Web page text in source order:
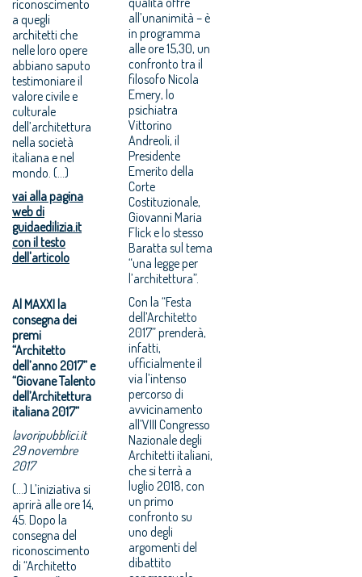
riconoscimento
a quegli
architetti che
nelle loro opere
abbiano saputo
testimoniare il
valore civile e
culturale
dell’architettura
nella società
italiana e nel
mondo. (...)
vai alla pagina
web di
guidaedilizia.it
con il testo
dell'articolo
Al MAXXI la
consegna dei
premi
“Architetto
dell’anno 2017” e
“Giovane Talento
dell’Architettura
italiana 2017”
lavoripubblici.it
29 novembre
2017
(...) L’iniziativa si
aprirà alle ore 14,
45. Dopo la
consegna del
riconoscimento
di “Architetto
all’unanimità – è
in programma
alle ore 15,30, un
confronto tra il
filosofo Nicola
Emery, lo
psichiatra
Vittorino
Andreoli, il
Presidente
Emerito della
Corte
Costituzionale,
Giovanni Maria
Flick e lo stesso
Baratta sul tema
“una legge per
l’architettura”.
Con la “Festa
dell’Architetto
2017” prenderà,
infatti,
ufficialmente il
via l’intenso
percorso di
avvicinamento
all’VIII Congresso
Nazionale degli
Architetti italiani,
che si terrà a
luglio 2018, con
un primo
confronto su
uno degli
argomenti del
dibattito